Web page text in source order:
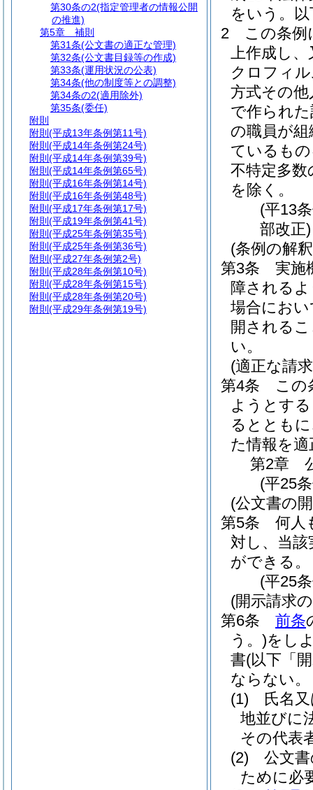
をいう。
2
この条例
上作成し
クロフィ
方式その
で作られ
の職員が
ているも
不特定多
を除く。
(平13
部改正)
(条例の解
第3条
実施
障される
場合にお
開される
い。
(適正な請
第4条
この
ようとす
るととも
た情報を
第2章
(平25
(公文書の
第5条
何人
対し、当
ができる。
(平25
(開示請求
第6条
前条
う。)をし
書(以下「
ならない。
(1)
氏名
地並びに
その代表
(2)
公文
ために必
第30条の2(指定管理者の情報公開
の推進)
第5章
補則
第31条(公文書の適正な管理)
第32条(公文書目録等の作成)
第33条(運用状況の公表)
第34条(他の制度等との調整)
第34条の2(適用除外)
第35条(委任)
附則
附則 (平成13年条例第11号)
附則 (平成14年条例第24号)
附則 (平成14年条例第39号)
附則 (平成14年条例第65号)
附則 (平成16年条例第14号)
附則 (平成16年条例第48号)
附則 (平成17年条例第17号)
附則 (平成19年条例第41号)
附則 (平成25年条例第35号)
附則 (平成25年条例第36号)
附則 (平成27年条例第2号)
附則 (平成28年条例第10号)
附則 (平成28年条例第15号)
附則 (平成28年条例第20号)
附則 (平成29年条例第19号)